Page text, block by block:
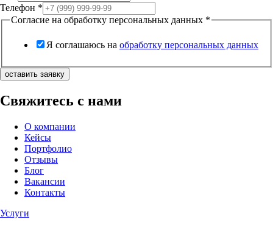
Телефон *
Согласие на обработку персональных данных *
Я соглашаюсь на обработку персональных данных
оставить заявку
Свяжитесь с нами
О компании
Кейсы
Портфолио
Отзывы
Блог
Вакансии
Контакты
Услуги